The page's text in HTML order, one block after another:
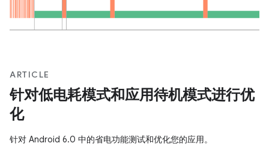
ARTICLE
针对低电耗模式和应用待机模式进行优
化
针对 Android 6.0 中的省电功能测试和优化您的应用。